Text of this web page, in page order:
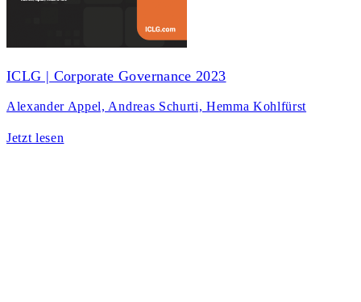
ICLG | Corporate Governance 2023
Alexander Appel, Andreas Schurti, Hemma Kohlfürst
Jetzt lesen